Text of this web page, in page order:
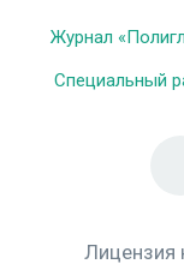
Журнал
Специальный
Лицензия